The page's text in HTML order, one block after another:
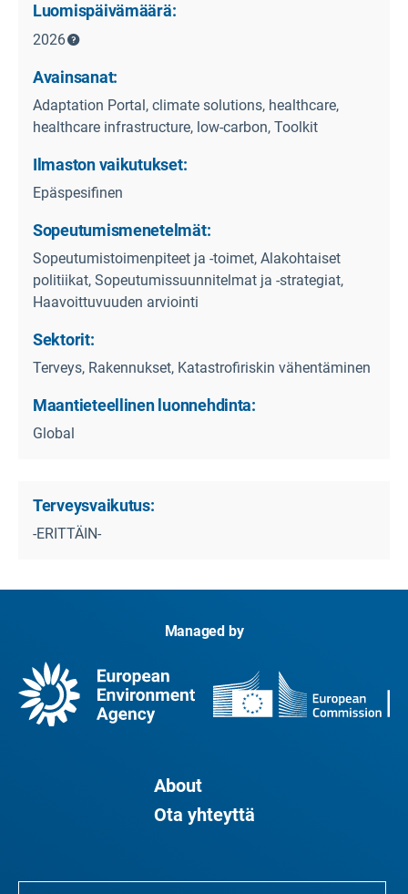
Luomispäivämäärä:
2026
Avainsanat:
Adaptation Portal, climate solutions, healthcare,
healthcare infrastructure, low-carbon, Toolkit
Ilmaston vaikutukset:
Epäspesifinen
Sopeutumismenetelmät:
Sopeutumistoimenpiteet ja -toimet, Alakohtaiset
politiikat, Sopeutumissuunnitelmat ja -strategiat,
Haavoittuvuuden arviointi
Sektorit:
Terveys, Rakennukset, Katastrofiriskin vähentäminen
Maantieteellinen luonnehdinta:
Global
Terveysvaikutus:
-ERITTÄIN-
Managed by
About
Ota yhteyttä